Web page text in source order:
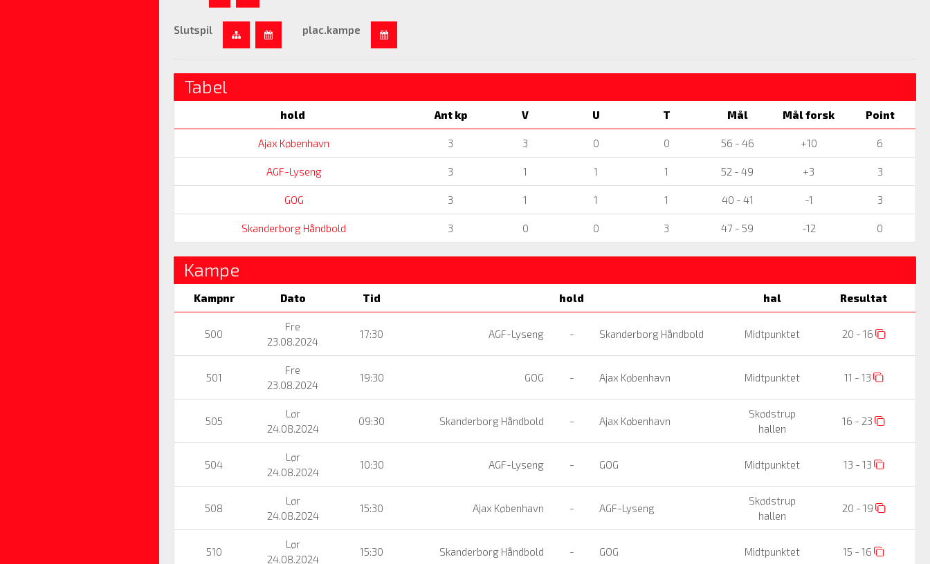
Slutspil plac.kampe
Tabel
hold Ant kp V U T Mål Mål forsk Point
Ajax København 3 3 0 0 56 - 46 +10 6
AGF-Lyseng 3 1 1 1 52 - 49 +3 3
GOG 3 1 1 1 40 - 41 -1 3
Skanderborg Håndbold 3 0 0 3 47 - 59 -12 0
Kampe
Kampnr Dato Tid hold hal Resultat
500
Fre
23.08.2024
17:30 AGF-Lyseng - Skanderborg Håndbold Midtpunktet 20 - 16
501
Fre
23.08.2024
19:30 GOG - Ajax København Midtpunktet 11 - 13
505
Lør
24.08.2024
09:30 Skanderborg Håndbold - Ajax København
Skødstrup
hallen
16 - 23
504
Lør
24.08.2024
10:30 AGF-Lyseng - GOG Midtpunktet 13 - 13
508
Lør
24.08.2024
15:30 Ajax København - AGF-Lyseng
Skødstrup
hallen
20 - 19
510
Lør
24.08.2024
15:30 Skanderborg Håndbold - GOG Midtpunktet 15 - 16